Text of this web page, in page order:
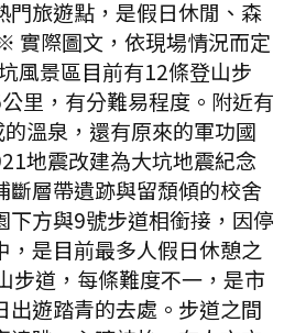
門旅遊點，是假日休閒、森
實際圖文，依現場情況而定
風景區目前有12條登山步
里，有分難易程度。附近有
溫泉，還有原來的軍功國
地震改建為大坑地震紀念
斷層帶遺跡與留頹傾的校舍
下方與9號步道相銜接，因停
，是目前最多人假日休憩之
步道，每條難度不一，是市
出遊踏青的去處。步道之間